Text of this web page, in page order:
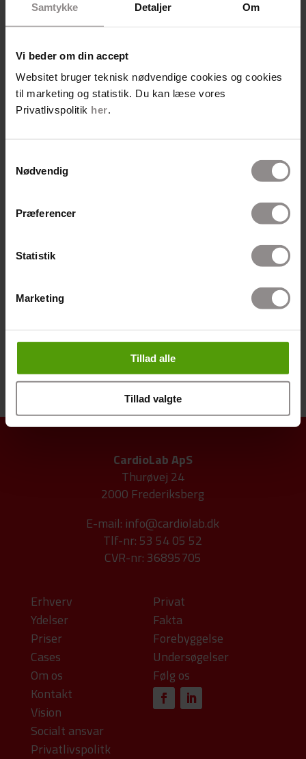
Samtykke Detaljer Om
Vi beder om din accept
Websitet bruger teknisk nødvendige cookies og cookies
til marketing og statistik. Du kan læse vores
Privatlivspolitik her.
Nødvendig
Præferencer
Statistik
Marketing
Tillad alle
Tillad valgte
Se hvad der rør sig hos
Cardiolab
Kategorier
Erhverv
Fakta
Forskning
Privat Undersøgelser
CardioLab ApS
Thurøvej 24
2000 Frederiksberg
E-mail: info@cardiolab.dk
Tlf-nr: 53 54 05 52
CVR-nr: 36895705
Erhverv
Ydelser
Priser
Cases
Privat
Fakta
Forebyggelse
Undersøgelser
Om os
Kontakt
Vision
Socialt ansvar
Privatlivspolitk
Følg os